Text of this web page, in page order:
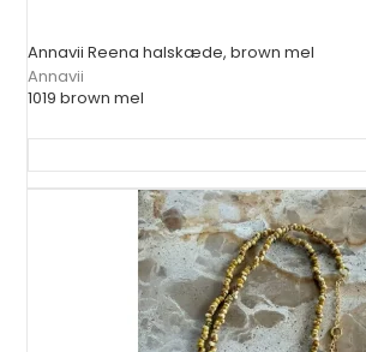
Annavii Reena halskæde, brown mel
Annavii
1019 brown mel